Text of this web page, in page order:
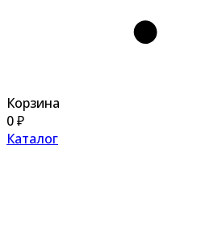
Корзина
0₽
Каталог